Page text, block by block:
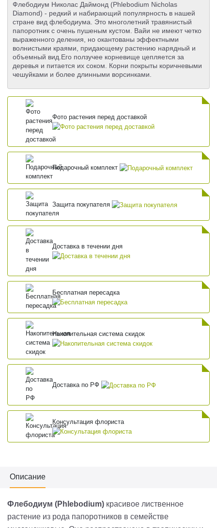
Флебодиум Николас Даймонд (Phlebodium Nicholas
Diamond) - редкий и набирающий популярность в нашей
стране вид флебодиума. Это многолетний травянистый
папоротник с очень пушеным кустом. Вайи не имеют четко
выраженного деления, но окантованы эффектными
волнистыми краями, придающему растению нарядный и
объемный вид.Его ползучее корневище цепляется за
деревья и питается их соком. Корни покрыты коричневыми
чешуйками и более длинными ворсинками.
Фото растения перед доставкой
Подарочный комплект
Защита покупателя
Доставка в течении дня
Бесплатная пересадка
Накопительная система скидок
Доставка по РФ
Консультация флориста
Описание
Флебодиум (Phlebodium) красивое лиственное
растение из рода папоротников в семействе